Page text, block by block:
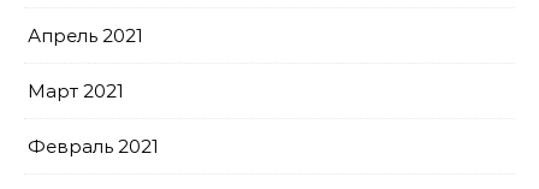
Апрель 2021
Март 2021
Февраль 2021